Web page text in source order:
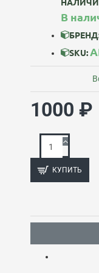
В
SKU:
1000 ₽
КУПИТЬ